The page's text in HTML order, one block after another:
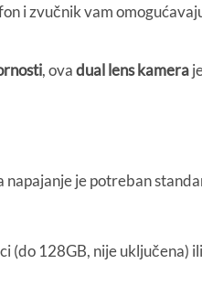
i zvučnik vam
, ovadual lens kamera
je potreban
(do 128GB, nije uključena)